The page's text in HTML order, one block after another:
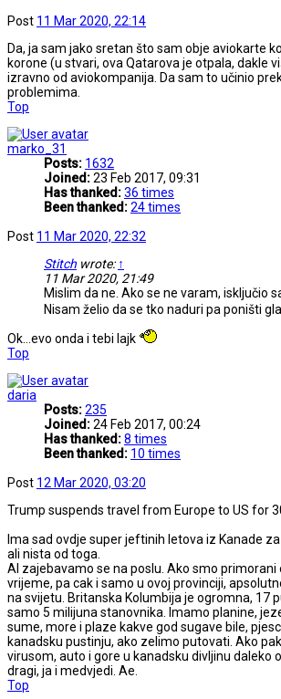
Post 11 Mar 2020, 22:14
Da, ja sam jako sretan što sam obje aviokarte
korone (u stvari, ova Qatarova je otpala, dakle
izravno od aviokompanija. Da sam to učinio
problemima.
Top
marko_31
Posts: 1632
Joined:23 Feb 2017, 09:31
Has thanked:36 times
Been thanked:24 times
Post 11 Mar 2020, 22:32
Stitch wrote: ↑
11 Mar 2020, 21:49
Mislim da ne. Ako se ne varam, isključio
Nisam želio da se tko naduri pa poništi
Ok...evo onda i tebi lajk
Top
daria
Posts:235
Joined:24 Feb 2017, 00:24
Has thanked:8 times
Been thanked: 10 times
Post 12 Mar 2020, 03:20
Trump suspends travel from Europe to US for
Ima sad ovdje super jeftinih letova iz Kanade
ali nista od toga.
Al zajebavamo se na poslu. Ako smo primorani
vrijeme, pa cak i samo u ovoj provinciji,
na svijetu. Britanska Kolumbija je ogromna, 17
samo 5 milijuna stanovnika. Imamo planine,
sume, more i plaze kakve god sugave bile,
kanadsku pustinju, ako zelimo putovati. Ako
virusom, auto i gore u kanadsku divljinu daleko
dragi, ja i medvjedi. Ae.
Top